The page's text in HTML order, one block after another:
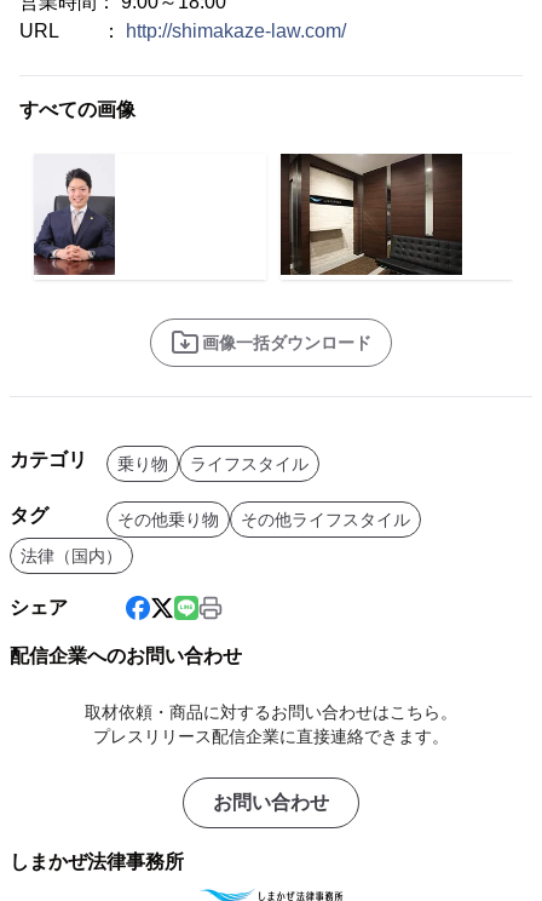
URL ：
http://shimakaze-law.com/
すべての画像
画像一括ダウンロード
カテゴリ 乗り物 ライフスタイル
タグ その他乗り物
その他ライフスタイル
法律（国内）
シェア
配信企業へのお問い合わせ
取材依頼・商品に対するお問い合わせはこちら。
プレスリリース配信企業に直接連絡できます。
お問い合わせ
しまかぜ法律事務所